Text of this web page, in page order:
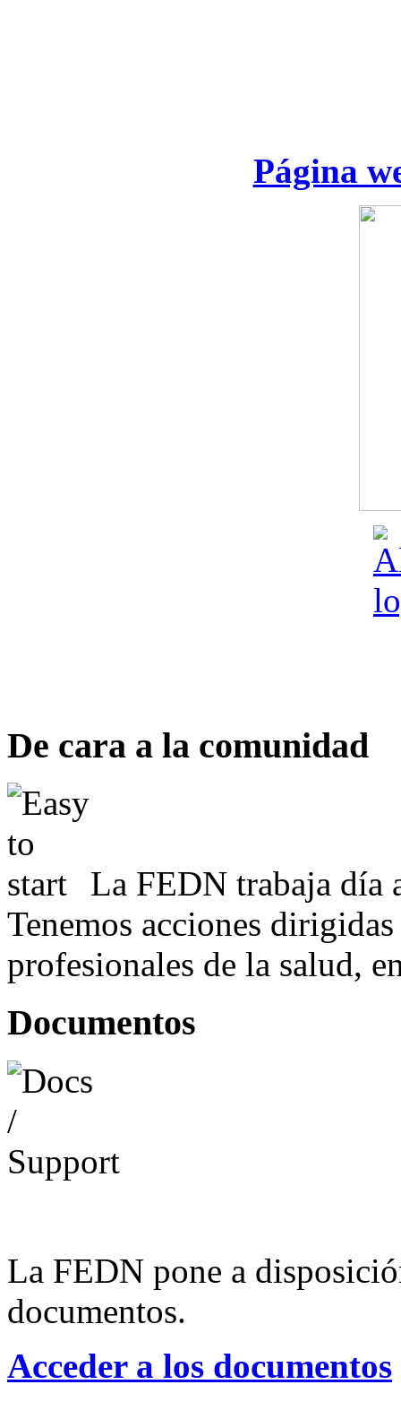
Página
De cara a la comunidad
La FEDN trabaja día
Tenemos acciones
profesionales de la salud,
Documentos
La FEDN pone a
documentos.
Acceder a los documentos